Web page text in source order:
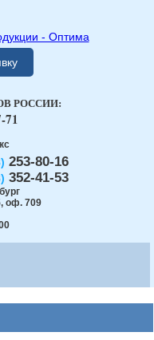
253-80-16
352-41-53
оф. 709
РОССИИ:
71